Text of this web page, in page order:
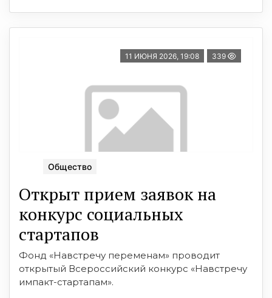
11 ИЮНЯ 2026, 19:08 339
Общество
Открыт прием заявок на
конкурс социальных
стартапов
Фонд «Навстречу переменам» проводит
открытый Всероссийский конкурс «Навстречу
импакт-стартапам».